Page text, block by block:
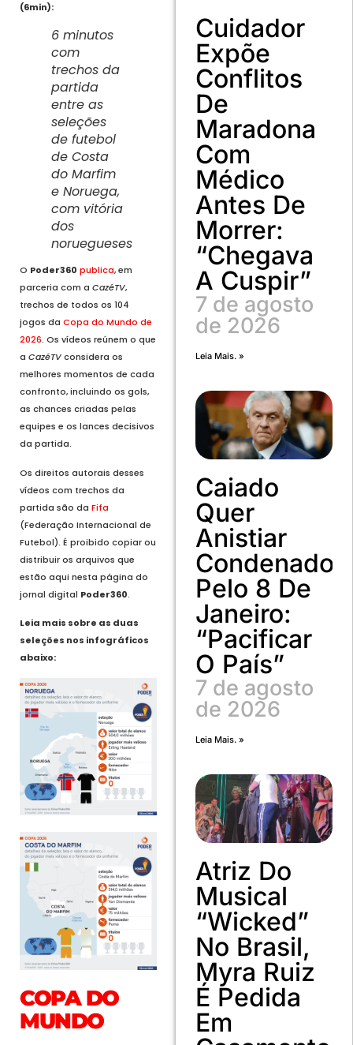
(6min):
6 minutos
com
trechos da
partida
entre as
seleções
de futebol
de Costa
do Marfim
e Noruega,
com vitória
dos
noruegueses
O Poder360 publica, em
parceria com a CazéTV,
trechos de todos os 104
jogos da Copa do Mundo de
2026. Os vídeos reúnem o que
a CazéTVconsidera os
melhores momentos de cada
confronto, incluindo os gols,
as chances criadas pelas
equipes e os lances decisivos
da partida.
Os direitos autorais desses
vídeos com trechos da
partida são da Fifa
(Federação Internacional de
Futebol). É proibido copiar ou
distribuir os arquivos que
estão aqui nesta página do
jornal digital Poder360.
Leia mais sobre as duas
seleções nos infográficos
abaixo:
COPA DO
MUNDO
Cuidador
Expõe
Conflitos
De
Maradona
Com
Médico
Antes De
Morrer:
“Chegava
A Cuspir”
7 de agosto
de 2026
Leia Mais. »
Caiado
Quer
Anistiar
Condenados
Pelo 8 De
Janeiro:
“Pacificar
O País”
7 de agosto
de 2026
Leia Mais. »
Atriz Do
Musical
“Wicked”
No Brasil,
Myra Ruiz
É Pedida
Em